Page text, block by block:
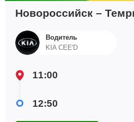
Новороссийск –
Водитель
KIA CEE'D
11:00
12:50